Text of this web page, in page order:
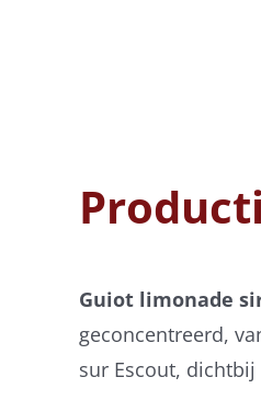
Guiot limonade
geconcentreerd,
sur Escout,